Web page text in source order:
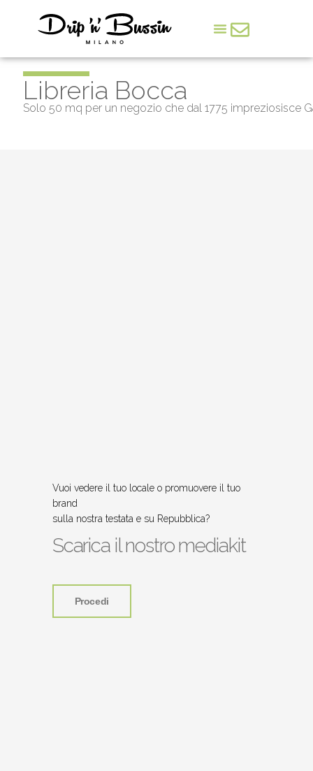
Deodato Arte
Il lato democratico della cultura si chiama Deodato Arte
Libreria Bocca
Solo 50 mq per un negozio che dal 1775 impreziosisce
Vuoi vedere il tuo locale o promuovere il tuo
brand
sulla nostra testata e su Repubblica?
Scarica il nostro mediakit
Procedi